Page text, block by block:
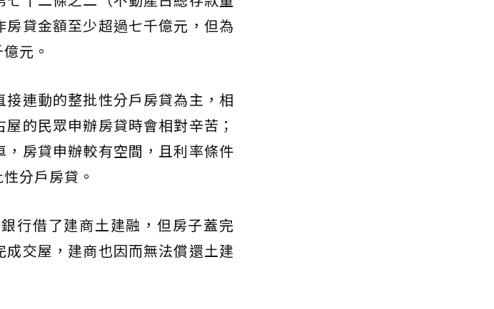
貸金額至少超過七千億元，但為
元。
連動的整批性分戶房貸為主，相
的民眾申辦房貸時會相對辛苦；
房貸申辦較有空間，且利率條件
分戶房貸。
行借了建商土建融，但房子蓋完
交屋，建商也因而無法償還土建